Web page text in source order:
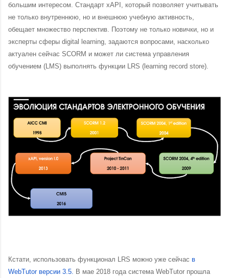
большим интересом. Стандарт xAPI, который позволяет учитывать
не только внутреннюю, но и внешнюю учебную активность,
обещает множество перспектив. Поэтому не только новички, но и
эксперты сферы digital learning, задаются вопросами, насколько
актуален сейчас SCORM и может ли система управления
обучением (LMS) выполнять функции LRS (learning record store).
Кстати, использовать функционал LRS можно уже сейчас в
WebTutor версии 3.5. В мае 2018 года система WebTutor прошла